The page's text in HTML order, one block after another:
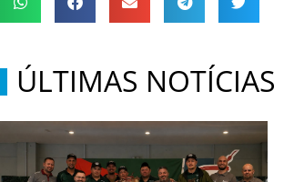
ÚLTIMAS NOTÍCIAS